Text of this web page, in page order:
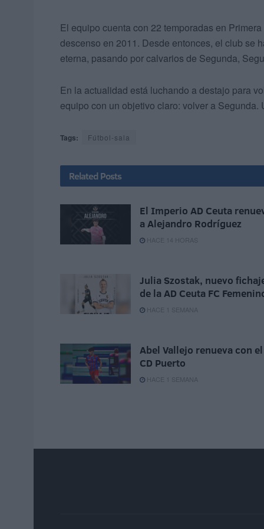
El equipo cuenta con 22 temporadas en
descenso en 2011. Desde entonces, el club se
eterna, pasando por calvarios de Segunda,
En la actualidad está luchando a destajo para
equipo con un objetivo claro: volver a
Tags: Fútbol-sala
Related Posts
El Imperio AD Ceuta
a Alejandro Rodríguez
HACE 14 HORAS
Julia Szostak, nuevo
de la AD Ceuta FC
HACE 1 SEMANA
Abel Vallejo renueva con el
CD Puerto
HACE 1 SEMANA